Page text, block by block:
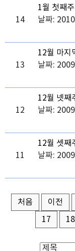
14
1월 첫째
날짜:
13
12월 마지
리는 복주
날짜:
12
12월 넷째
주머니 소
날짜:
11
12월 셋째
는 복주머
날짜:
처음 이전
17
18